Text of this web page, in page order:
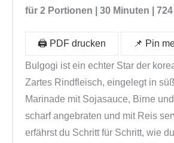
für 2 Portionen | 30 Minuten | 724
🖨️ PDF drucken 📌 Pin
Bulgogi ist ein echter Star der
Zartes Rindfleisch, eingelegt in
Marinade mit Sojasauce, Birne
scharf angebraten und mit Reis
erfährst du Schritt für Schritt, wie